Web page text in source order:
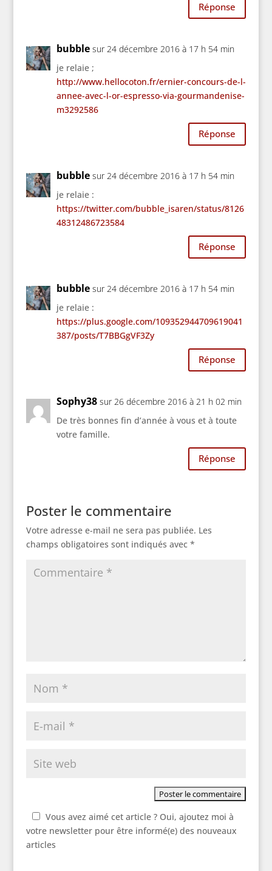
Réponse
bubble sur 24 décembre 2016 à 17 h 54 min
je relaie ;
http://www.hellocoton.fr/ernier-concours-de-l-
annee-avec-l-or-espresso-via-gourmandenise-
m3292586
Réponse
bubble sur 24 décembre 2016 à 17 h 54 min
je relaie :
https://twitter.com/bubble_isaren/status/8126
48312486723584
Réponse
bubble sur 24 décembre 2016 à 17 h 54 min
je relaie :
https://plus.google.com/109352944709619041
387/posts/T7BBGgVF3Zy
Réponse
Sophy38 sur 26 décembre 2016 à 21 h 02 min
De très bonnes fin d’année à vous et à toute
votre famille.
Réponse
Poster le commentaire
Votre adresse e-mail ne sera pas publiée. Les
champs obligatoires sont indiqués avec *
Vous avez aimé cet article ? Oui, ajoutez moi à
votre newsletter pour être informé(e) des nouveaux
articles